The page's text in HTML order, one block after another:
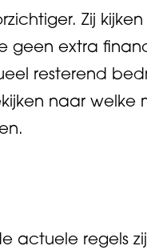
Zij
geen extra
resterend
naar
actuele regels